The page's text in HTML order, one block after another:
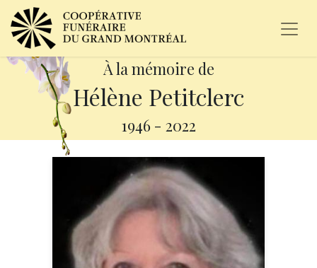
À la mémoire de
Hélène Petitclerc
1946 - 2022